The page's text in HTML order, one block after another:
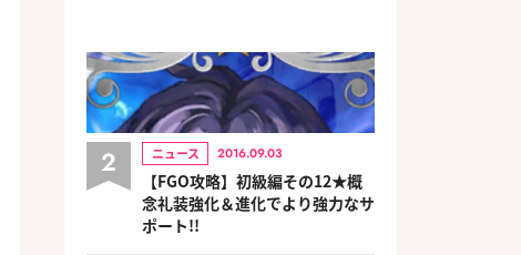
2 ニュース 2016.09.03
【FGO攻略】初級編その12★概
念礼装強化＆進化でより強力なサ
ポート!!